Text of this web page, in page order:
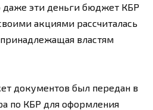
эти деньги бюджет КБР
акциями рассчиталась
властям
документов был передан в
по КБР для оформления